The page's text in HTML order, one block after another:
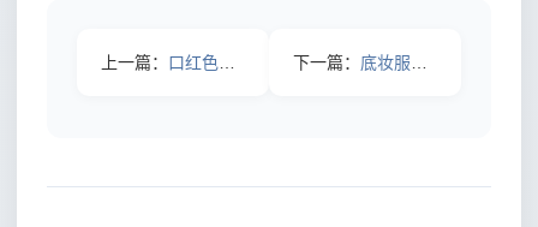
上一篇： 口红色号怎么选更显气色？从肤色到场景的实用指南 下一篇： 底妆服帖技巧：从妆前准备到上妆手法的完整指南